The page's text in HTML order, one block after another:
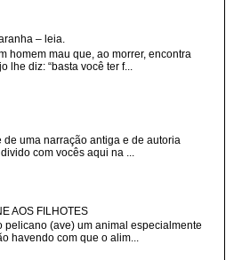
– leia.
homem mau que, ao morrer, encontra
lhe diz: “basta você ter f...
uma narração antiga e de autoria
com vocês aqui na ...
AOS FILHOTES
(ave) um animal especialmente
havendo com que o alim...